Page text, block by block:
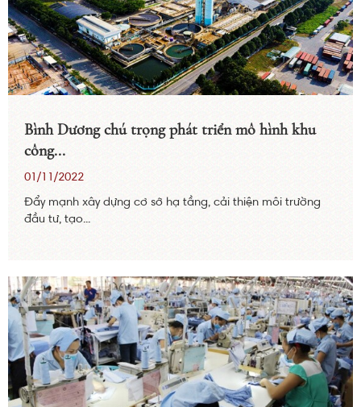
Bình Dương chú trọng phát triển mô hình khu
công...
01/11/2022
Đẩy mạnh xây dựng cơ sở hạ tầng, cải thiện môi trường
đầu tư, tạo...